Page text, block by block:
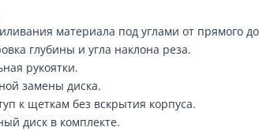
материала под углами от прямого до
глубины и угла наклона реза.
рукоятки.
замены диска.
к щеткам без вскрытия корпуса.
диск в комплекте.